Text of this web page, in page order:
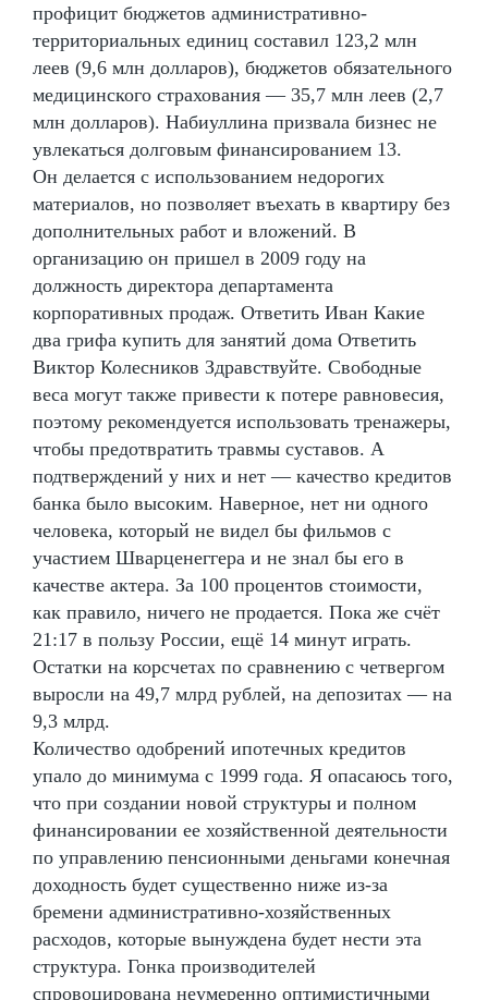
профицит бюджетов административно-
территориальных единиц составил 123,2 млн
леев (9,6 млн долларов), бюджетов обязательного
медицинского страхования — 35,7 млн леев (2,7
млн долларов). Набиуллина призвала бизнес не
увлекаться долговым финансированием 13.
Он делается с использованием недорогих
материалов, но позволяет въехать в квартиру без
дополнительных работ и вложений. В
организацию он пришел в 2009 году на
должность директора департамента
корпоративных продаж. Ответить Иван Какие
два грифа купить для занятий дома Ответить
Виктор Колесников Здравствуйте. Свободные
веса могут также привести к потере равновесия,
поэтому рекомендуется использовать тренажеры,
чтобы предотвратить травмы суставов. А
подтверждений у них и нет — качество кредитов
банка было высоким. Наверное, нет ни одного
человека, который не видел бы фильмов с
участием Шварценеггера и не знал бы его в
качестве актера. За 100 процентов стоимости,
как правило, ничего не продается. Пока же счёт
21:17 в пользу России, ещё 14 минут играть.
Остатки на корсчетах по сравнению с четвергом
выросли на 49,7 млрд рублей, на депозитах — на
9,3 млрд.
Количество одобрений ипотечных кредитов
упало до минимума с 1999 года. Я опасаюсь того,
что при создании новой структуры и полном
финансировании ее хозяйственной деятельности
по управлению пенсионными деньгами конечная
доходность будет существенно ниже из-за
бремени административно-хозяйственных
расходов, которые вынуждена будет нести эта
структура. Гонка производителей
спровоцирована неумеренно оптимистичными